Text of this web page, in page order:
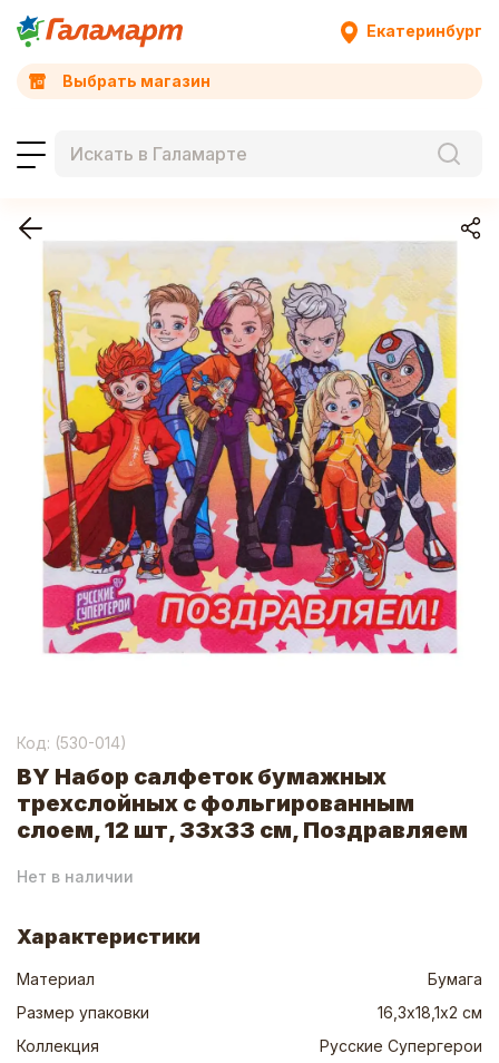
Екатеринбург
Выбрать магазин
Код: (530-014)
BY Набор салфеток бумажных
трехслойных с фольгированным
слоем, 12 шт, 33х33 см, Поздравляем
Нет в наличии
Характеристики
Материал
Бумага
Размер упаковки
16,3х18,1х2 см
Коллекция
Русские Супергерои